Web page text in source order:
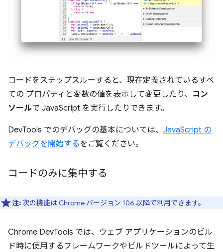
コードをステップスルーすると、現在定義されているすべ
ての プロパティと変数の値を表示して変更したり、 コン
ソールで JavaScript を実行したりできます。
DevTools でのデバッグの基本については、 JavaScript の
デバッグを開始するをご覧ください。
コードのみに集中する
注:次の機能は Chrome バージョン 106 以降で利用できます。
Chrome DevTools では、ウェブ アプリケーションのビル
ド時に使用するフレームワークやビルドツールによって生